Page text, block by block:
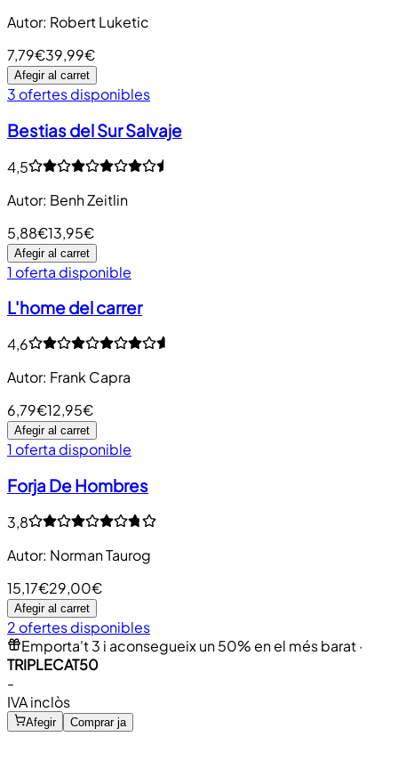
Autor: Robert Luketic
7,79€39,99€
Afegir al carret
3 ofertes disponibles
Bestias del Sur Salvaje
4,5
Autor: Benh Zeitlin
5,88€13,95€
Afegir al carret
1 oferta disponible
L'home del carrer
4,6
Autor: Frank Capra
6,79€12,95€
Afegir al carret
1 oferta disponible
Forja De Hombres
3,8
Autor: Norman Taurog
15,17€29,00€
Afegir al carret
2 ofertes disponibles
Emporta't 3 i aconsegueix un 50% en el més barat·
TRIPLECAT50
-
IVA inclòs
Afegir Comprar ja